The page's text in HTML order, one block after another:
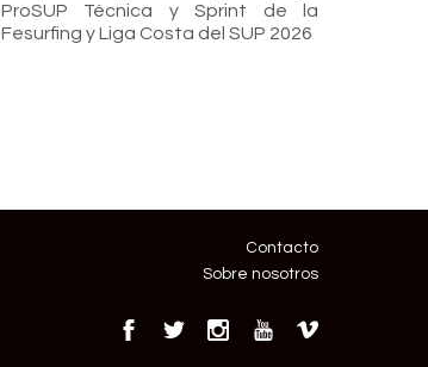
ProSUP Técnica y Sprint de la
Fesurfing y Liga Costa del SUP 2026
Contacto
Sobre nosotros